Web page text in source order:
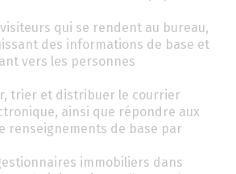
qui se rendent au bureau,
des informations de base et
vers les personnes
trier et distribuer le courrier
ainsi que répondre aux
renseignements de base par
immobiliers dans